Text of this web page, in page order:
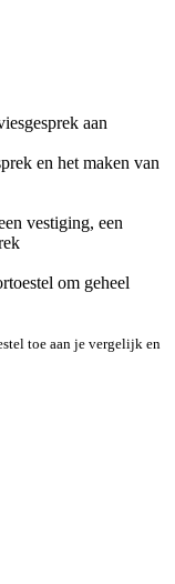
aan
en het maken van
vestiging, een
om geheel
toe aan je vergelijk en